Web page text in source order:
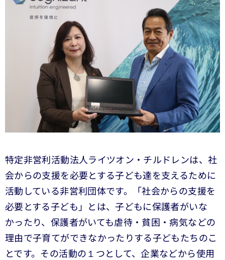
特定非営利活動法人ライツオン・チルドレンは、社
会からの支援を必要とする子ども達を支えるために
活動している非営利団体です。「社会からの支援を
必要とする子ども」とは、子どもに保護者がいな
かったり、保護者がいても虐待・貧困・病気などの
理由で子育てができなかったりする子どもたちのこ
とです。その活動の１つとして、企業などから使用